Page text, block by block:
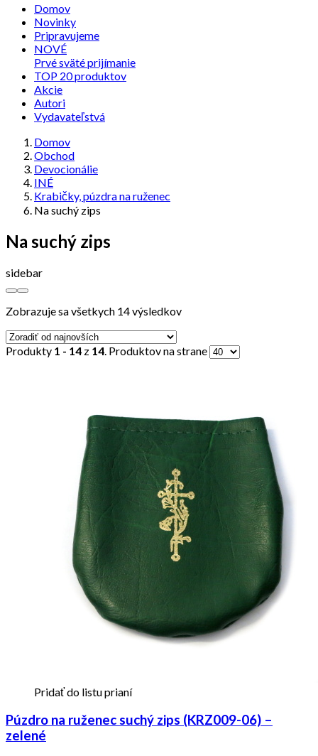
Domov
Novinky
Pripravujeme
NOVÉ
Prvé sväté prijímanie
TOP 20 produktov
Akcie
Autori
Vydavateľstvá
Domov
Obchod
Devocionálie
INÉ
Krabičky, púzdra na ruženec
Na suchý zips
Na suchý zips
sidebar
Zobrazuje sa všetkych 14 výsledkov
Produkty 1 - 14 z 14 . Produktov na strane
Pridať do listu prianí
Púzdro na ruženec suchý zips (KRZ009-06) –
zelené